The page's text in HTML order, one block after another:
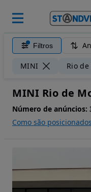
Filtros
MINI Rio
MINI Rio de
Número de anúncios:
Como são